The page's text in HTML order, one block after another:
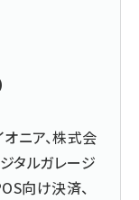
ニア、株式会
タルガレージ
向け決済、